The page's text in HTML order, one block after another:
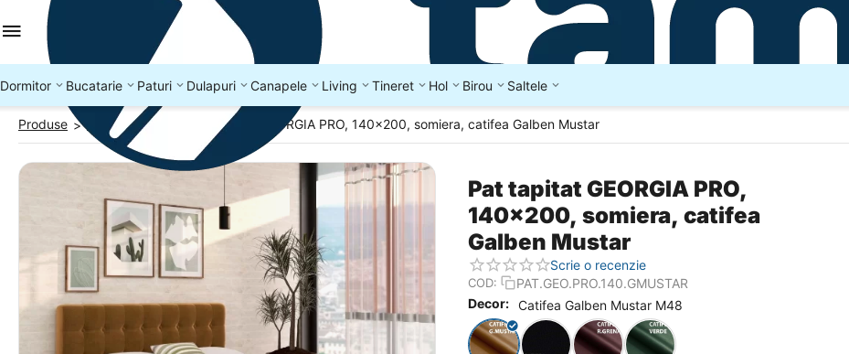
Dormitor Bucatarie Paturi Dulapuri Canapele Living Tineret Hol Birou Saltele
Produse > Paturi tapitate Pat tapitat GEORGIA PRO, 140x200, somiera, catifea Galben Mustar
Pat tapitat GEORGIA PRO,
140x200, somiera, catifea
Galben Mustar
Scrie o recenzie
COD:
PAT.GEO.PRO.140.GMUSTAR
Decor: Catifea Galben Mustar M48